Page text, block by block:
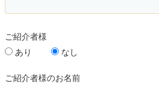
ご紹介者様
あり
なし
ご紹介者様のお名前